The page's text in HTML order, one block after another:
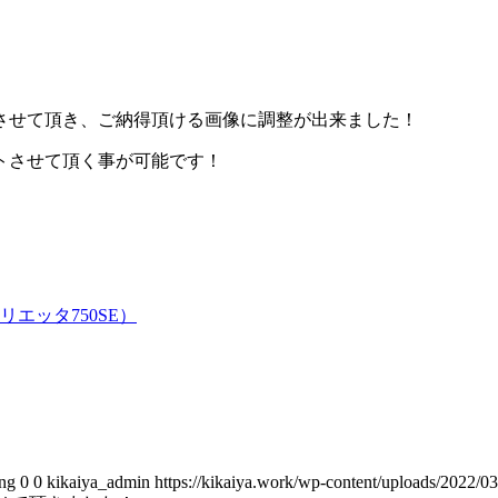
て頂き、ご納得頂ける画像に調整が出来ました！
せて頂く事が可能です！
エッタ750SE）
0 0 kikaiya_admin https://kikaiya.work/wp-content/uploads/2022/